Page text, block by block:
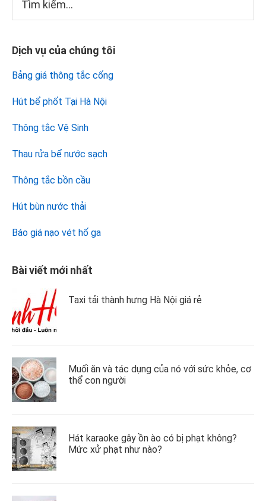
chính
kiếm...
Dịch vụ của chúng tôi
Bảng giá thông tắc cống
Hút bể phốt Tại Hà Nội
Thông tắc Vệ Sinh
Thau rửa bể nước sạch
Thông tắc bồn cầu
Hút bùn nước thải
Báo giá nạo vét hố ga
Bài viết mới nhất
Taxi tải thành hưng Hà Nội giá rẻ
Muối ăn và tác dụng của nó với sức khỏe, cơ
thể con người
Hát karaoke gây ồn ào có bị phạt không?
Mức xử phạt như nào?